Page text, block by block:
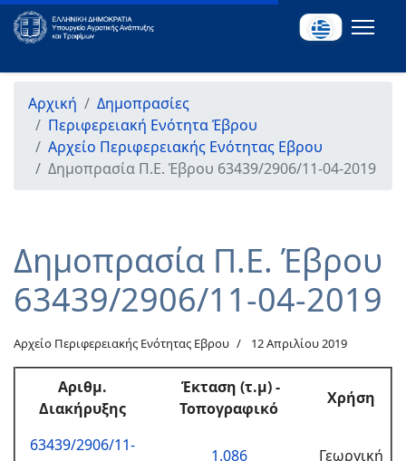
Αρχική
Δημοπρασίες
Περιφερειακή Ενότητα Έβρου
Αρχείο Περιφερειακής Ενότητας Εβρου
Δημοπρασία Π.Ε. Έβρου 63439/2906/11-04-2019
Δημοπρασία Π.Ε. Έβρου
63439/2906/11-04-2019
Αρχείο Περιφερειακής Ενότητας Εβρου 12 Απριλίου 2019
Αριθμ.
Διακήρυξης
Έκταση (τ.μ) -
Τοπογραφικό
Χρήση
63439/2906/11-
1.086 Γεωργική